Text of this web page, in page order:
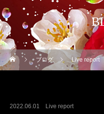
ブログ Live report
2022.06.01 Live report